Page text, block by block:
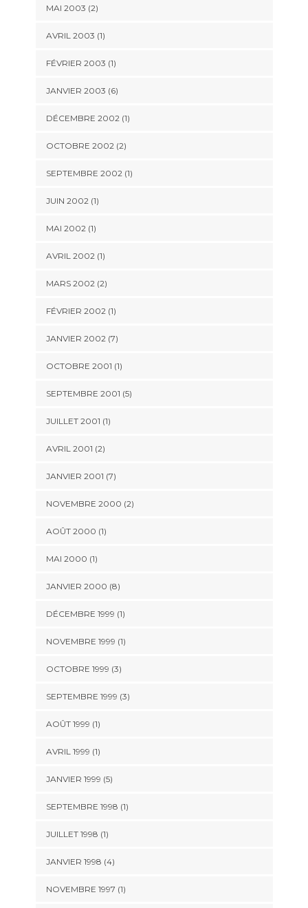
MAI 2003 (2)
AVRIL 2003 (1)
FÉVRIER 2003 (1)
JANVIER 2003 (6)
DÉCEMBRE 2002 (1)
OCTOBRE 2002 (2)
SEPTEMBRE 2002 (1)
JUIN 2002 (1)
MAI 2002 (1)
AVRIL 2002 (1)
MARS 2002 (2)
FÉVRIER 2002 (1)
JANVIER 2002 (7)
OCTOBRE 2001 (1)
SEPTEMBRE 2001 (5)
JUILLET 2001 (1)
AVRIL 2001 (2)
JANVIER 2001 (7)
NOVEMBRE 2000 (2)
AOÛT 2000 (1)
MAI 2000 (1)
JANVIER 2000 (8)
DÉCEMBRE 1999 (1)
NOVEMBRE 1999 (1)
OCTOBRE 1999 (3)
SEPTEMBRE 1999 (3)
AOÛT 1999 (1)
AVRIL 1999 (1)
JANVIER 1999 (5)
SEPTEMBRE 1998 (1)
JUILLET 1998 (1)
JANVIER 1998 (4)
NOVEMBRE 1997 (1)